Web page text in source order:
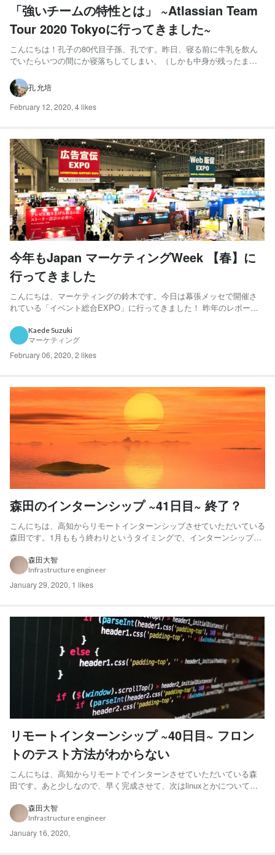
「強いチームの特性とは」 ~Atlassian Team
Tour 2020 Tokyoに行ってきました~
こんにちは！孔子の80代目子孫、孔です。昨日、寝る前に牛乳を飲ん
でいたらいつの間にか寝落ちしてしまい、（しかも中身が残ったま
で後処理をしていたので月曜日からとても悲しいスタートを切りまし
た（自業自得ですね）。この上ない悲しい月曜日を迎えてとても眠い
な...
孔 允培
February 12, 2020, 4 likes
今年もJapan マーケティングWeek 【春】に
行ってきました
こんにちは、マーケティングの鈴木です。今日は幕張メッセで開催さ
れている「イベント総合EXPO」に行ってきました！ 昨年のレポート
た紅茶スティックもここで偶然見つけたんですよね。 2020年もイベン
ト盛り沢山なので、素敵なノベルティ...
Kaede Suzuki
マーケティング
February 06, 2020, 2 likes
森田のインターンシップ ~41日目~ 終了？
こんにちは、高知からリモートインターンシップさせていただいている
森田です。1月ももう終わりというタイミングで、インターンシップの
んですが、テストコードやリファクタリング等で手間取っていました。
次からはもう少しスムーズに書けると思うので、頑張ります。 ...
森田大智
Infrastructure engineer
January 29, 2020, 1 likes
リモートインターンシップ ~40日目~ フロン
トのテスト方法がわからない
こんにちは、高知からリモートでインターンさせていただいている森
田です。あと少しなので、早く完成させて、次はlinuxとかについて勉
した。うーん。 テストの考え方を整理 どの程度までテストを書けばい
いのかわからず、いつも詰まっていたので改めて何をテストす...
森田大智
Infrastructure engineer
January 16, 2020,